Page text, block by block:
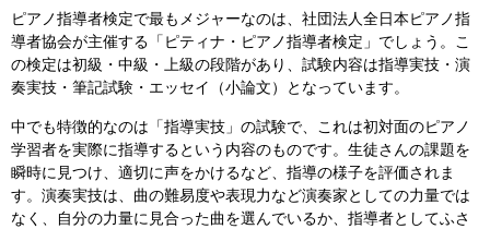
ピアノ指導者検定で最もメジャーなのは、社団法人全日本ピアノ指
導者協会が主催する「ピティナ・ピアノ指導者検定」でしょう。こ
の検定は初級・中級・上級の段階があり、試験内容は指導実技・演
奏実技・筆記試験・エッセイ（小論文）となっています。
中でも特徴的なのは「指導実技」の試験で、これは初対面のピアノ
学習者を実際に指導するという内容のものです。生徒さんの課題を
瞬時に見つけ、適切に声をかけるなど、指導の様子を評価されま
す。演奏実技は、曲の難易度や表現力など演奏家としての力量では
なく、自分の力量に見合った曲を選んでいるか、指導者としてふさ